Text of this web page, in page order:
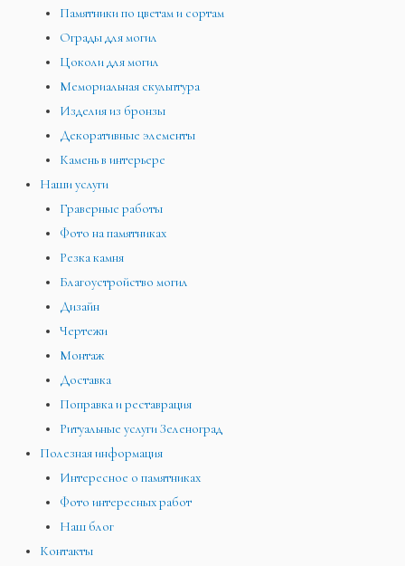
Памятники по цветам и сортам
Ограды для могил
Цоколи для могил
Мемориальная скульптура
Изделия из бронзы
Декоративные элементы
Камень в интерьере
Наши услуги
Граверные работы
Фото на памятниках
Резка камня
Благоустройство могил
Дизайн
Чертежи
Монтаж
Доставка
Поправка и реставрация
Ритуальные услуги Зеленоград
Полезная информация
Интересное о памятниках
Фото интересных работ
Наш блог
Контакты